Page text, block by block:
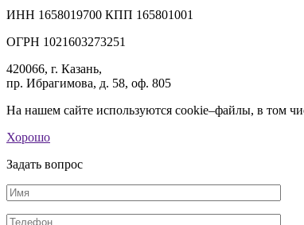
ИНН 1658019700 КПП 165801001
ОГРН 1021603273251
420066, г. Казань,
пр. Ибрагимова, д. 58, оф. 805
На нашем сайте используются cookie–файлы, в том
Хорошо
Задать вопрос